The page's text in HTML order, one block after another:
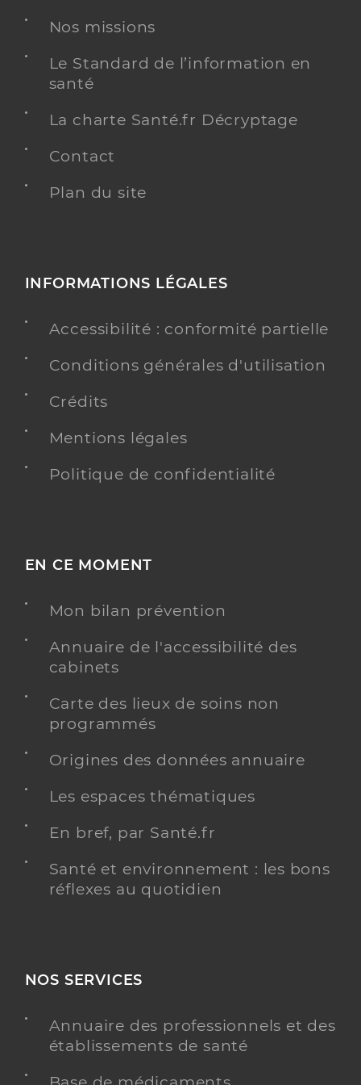
Téléphone
01 34 61 86 83
Y ALLER
Saad Ccas De Montigny Le Bretonneux
Service de santé
Service autonomie aide
Service de santé
Adresse
1 Rue de la Republique, 78190 Trappes
Image d'illustration: Icope
Image
Adresse
3 Rue Joël le Theule, 78180 Montigny-le-
Bretonneux
08 11 16 11 16
Nos missions
Le Standard de l’information en
santé
La charte Santé.fr Décryptage
Contact
Plan du site
INFORMATIONS LÉGALES
Accessibilité : conformité partielle
Conditions générales d'utilisation
Crédits
Mentions légales
Politique de confidentialité
EN CE MOMENT
Mon bilan prévention
Annuaire de l'accessibilité des
cabinets
Carte des lieux de soins non
programmés
Origines des données annuaire
Les espaces thématiques
En bref, par Santé.fr
Santé et environnement : les bons
réflexes au quotidien
NOS SERVICES
Annuaire des professionnels et des
établissements de santé